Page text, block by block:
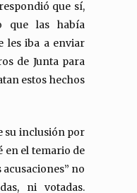
que sí,
que las había
les iba a enviar
de Junta para
estos hechos
su inclusión por
en el temario de
acusaciones” no
ni votadas.